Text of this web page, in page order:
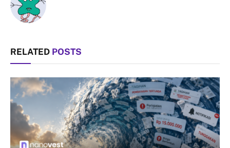
RELATED POSTS